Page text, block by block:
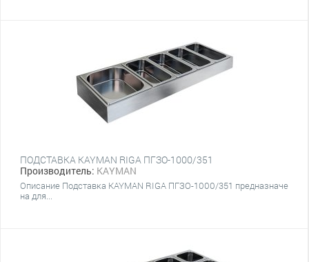
ПОДСТАВКА KAYMAN RIGA ПГЗО-1000/351
Производитель: KAYMAN
Описание Подставка KAYMAN RIGA ПГЗО-1000/351 предназначе
на для...